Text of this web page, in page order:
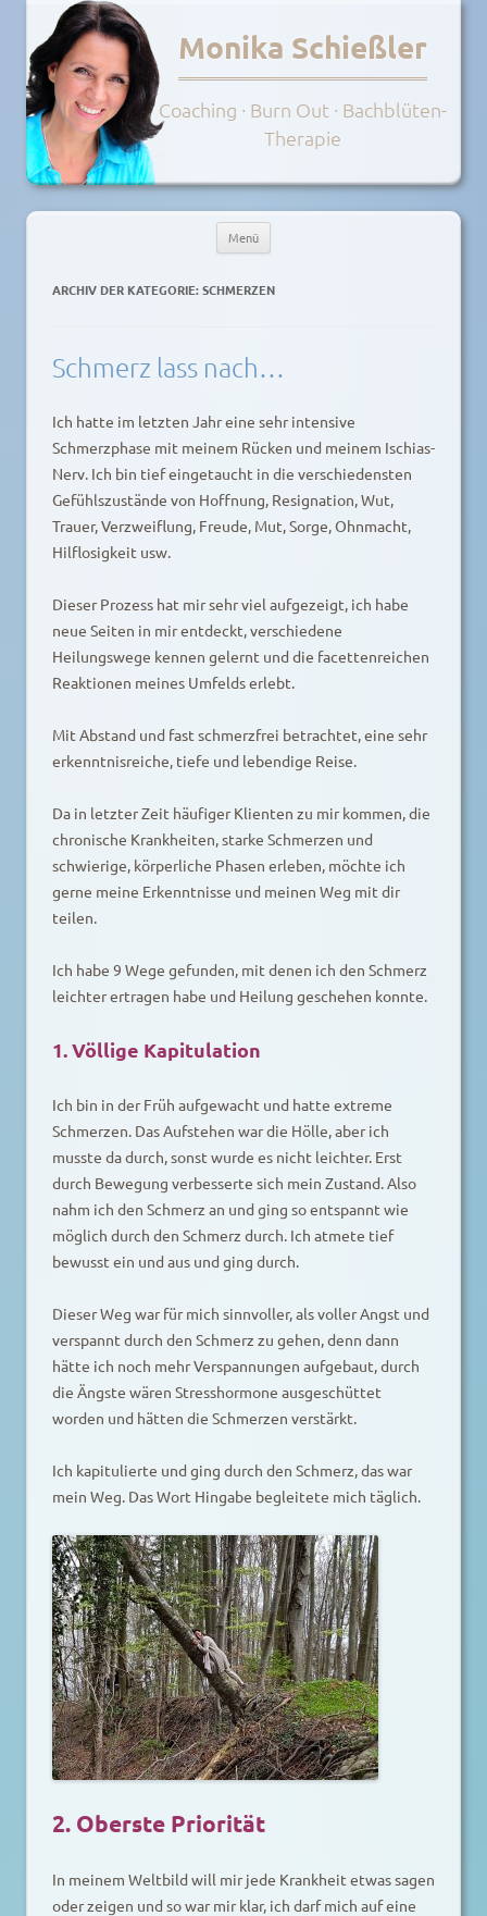
Monika Schießler
Coaching · Burn Out · Bachblüten-
Therapie
ARCHIV DER KATEGORIE:SCHMERZEN
Schmerz lass nach…
Ich hatte im letzten Jahr eine sehr intensive
Schmerzphase mit meinem Rücken und meinem Ischias-
Nerv. Ich bin tief eingetaucht in die verschiedensten
Gefühlszustände von Hoffnung, Resignation, Wut,
Trauer, Verzweiflung, Freude, Mut, Sorge, Ohnmacht,
Hilflosigkeit usw.
Dieser Prozess hat mir sehr viel aufgezeigt, ich habe
neue Seiten in mir entdeckt, verschiedene
Heilungswege kennen gelernt und die facettenreichen
Reaktionen meines Umfelds erlebt.
Mit Abstand und fast schmerzfrei betrachtet, eine sehr
erkenntnisreiche, tiefe und lebendige Reise.
Da in letzter Zeit häufiger Klienten zu mir kommen, die
chronische Krankheiten, starke Schmerzen und
schwierige, körperliche Phasen erleben, möchte ich
gerne meine Erkenntnisse und meinen Weg mit dir
teilen.
Ich habe 9 Wege gefunden, mit denen ich den Schmerz
leichter ertragen habe und Heilung geschehen konnte.
1. Völlige Kapitulation
Ich bin in der Früh aufgewacht und hatte extreme
Schmerzen. Das Aufstehen war die Hölle, aber ich
musste da durch, sonst wurde es nicht leichter. Erst
durch Bewegung verbesserte sich mein Zustand. Also
nahm ich den Schmerz an und ging so entspannt wie
möglich durch den Schmerz durch. Ich atmete tief
bewusst ein und aus und ging durch.
Dieser Weg war für mich sinnvoller, als voller Angst und
verspannt durch den Schmerz zu gehen, denn dann
hätte ich noch mehr Verspannungen aufgebaut, durch
die Ängste wären Stresshormone ausgeschüttet
worden und hätten die Schmerzen verstärkt.
Ich kapitulierte und ging durch den Schmerz, das war
mein Weg. Das Wort Hingabe begleitete mich täglich.
2. Oberste Priorität
In meinem Weltbild will mir jede Krankheit etwas sagen
oder zeigen und so war mir klar, ich darf mich auf eine
Menü
springen